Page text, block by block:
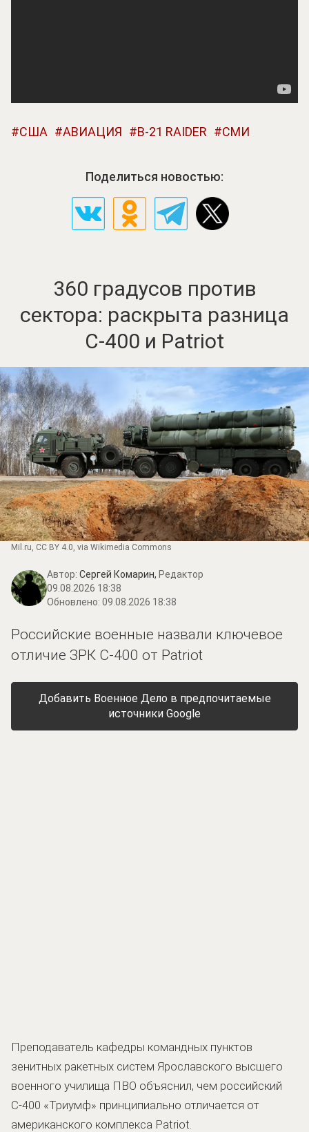
США АВИАЦИЯ B-21 RAIDER СМИ
Поделиться новостью:
360 градусов против
сектора: раскрыта разница
С-400 и Patriot
Mil.ru, CC BY 4.0, via Wikimedia Commons
Автор: Сергей Комарин, Редактор
09.08.2026 18:38
Обновлено: 09.08.2026 18:38
Российские военные назвали ключевое
отличие ЗРК С-400 от Patriot
Добавить Военное Дело в предпочитаемые
источники Google
Преподаватель кафедры командных пунктов
зенитных ракетных систем Ярославского высшего
военного училища ПВО объяснил, чем российский
С-400 «Триумф» принципиально отличается от
американского комплекса Patriot.